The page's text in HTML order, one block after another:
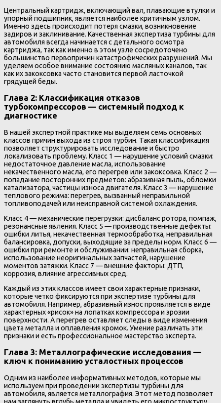
Центральный картридж, включающий вал, плавающие втулки и
упорный подшипник, является наиболее критичным узлом.
Именно здесь происходит потеря смазки, возникновение
задиров и заклинивание. Качественная экспертиза турбины для
автомобиля всегда начинается с детального осмотра
картриджа, так как именно в этом узле сосредоточено
большинство первопричин катастрофических разрушений. Мы
уделяем особое внимание состоянию масляных каналов, так
как их закоксовка часто становится первой ласточкой
грядущей беды.
Глава 2: Классификация отказов
турбокомпрессоров — системный подход к
диагностике
В нашей экспертной практике мы выделяем семь основных
классов причин выхода из строя турбин. Такая классификация
позволяет структурировать исследование и быстро
локализовать проблему. Класс 1 — нарушение условий смазки:
недостаточное давление масла, использование
некачественного масла, его перегрев или закоксовка. Класс 2 —
попадание посторонних предметов: абразивная пыль, обломки
катализатора, частицы износа двигателя. Класс 3 — нарушение
теплового режима: перегрев, вызванный неправильной
топливоподачей или неисправной системой охлаждения.
Класс 4 — механические перегрузки: дисбаланс ротора, помпаж,
резонансные явления. Класс 5 — производственные дефекты:
ошибки литья, некачественная термообработка, неправильная
балансировка, допуски, выходящие за пределы норм. Класс 6 —
ошибки при ремонте и обслуживании: неправильная сборка,
использование неоригинальных запчастей, нарушение
моментов затяжки. Класс 7 — внешние факторы: ДТП,
коррозия, влияние агрессивных сред.
Каждый из этих классов имеет свои характерные признаки,
которые четко фиксируются при экспертизе турбины для
автомобиля. Например, абразивный износ проявляется в виде
характерных «рисок» на лопатках компрессора и эрозии
поверхности. А перегрев оставляет следы в виде изменения
цвета металла и оплавления кромок. Умение различать эти
признаки и есть профессиональное мастерство эксперта.
Глава 3: Металлографические исследования —
ключ к пониманию усталостных процессов
Одним из наиболее информативных методов, которые мы
используем при проведении экспертизы турбины для
автомобиля, является металлография. Этот метод позволяет